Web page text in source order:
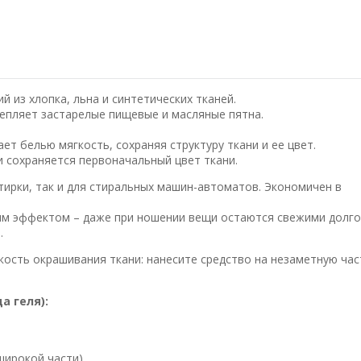
из хлопка, льна и синтетических тканей.
застарелые пищевые и масляные пятна.
белью мягкость, сохраняя структуру ткани и ее цвет.
первоначальный цвет ткани.
так и для стиральных машин-автоматов. Экономичен в
эффектом – даже при ношении вещи остаются свежими
окрашивания ткани: нанесите средство на незаметную
геля):